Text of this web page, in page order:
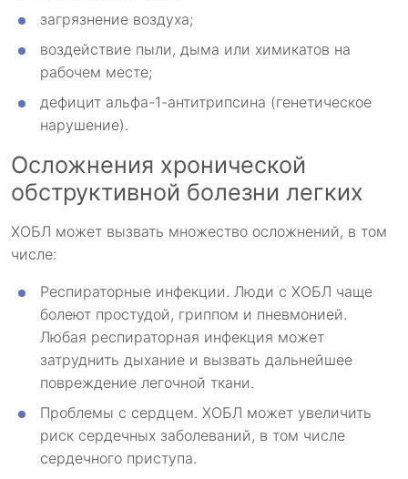
загрязнение воздуха;
воздействие пыли, дыма или химикатов на
рабочем месте;
дефицит альфа-1-антитрипсина (генетическое
нарушение).
Осложнения хронической
обструктивной болезни легких
ХОБЛ может вызвать множество осложнений, в том
числе:
Респираторные инфекции. Люди с ХОБЛ чаще
болеют простудой, гриппом и пневмонией.
Любая респираторная инфекция может
затруднить дыхание и вызвать дальнейшее
повреждение легочной ткани.
Проблемы с сердцем. ХОБЛ может увеличить
риск сердечных заболеваний, в том числе
сердечного приступа.